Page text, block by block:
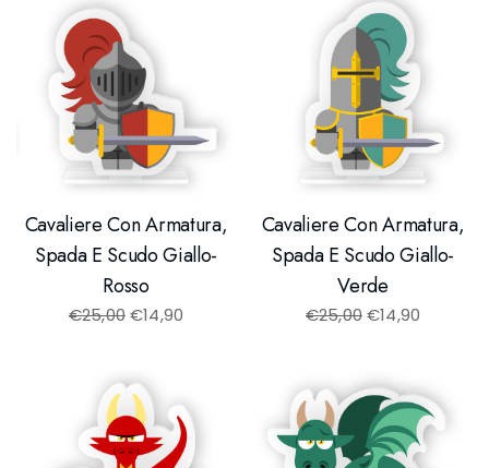
Cavaliere Con Armatura,
Spada E Scudo Giallo-
Rosso
€25,00€14,90
Cavaliere Con Armatura,
Spada E Scudo Giallo-
Verde
€25,00€14,90